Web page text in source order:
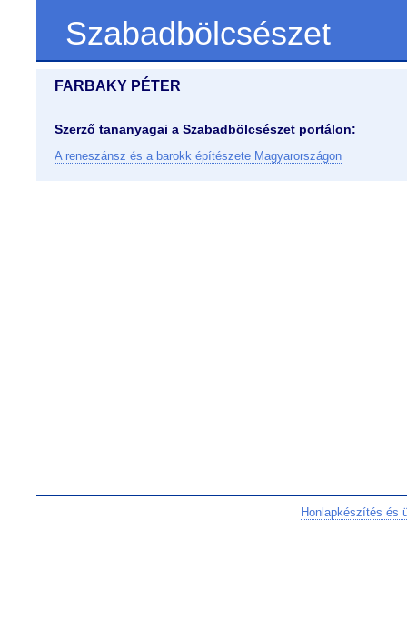
Szabadbölcsészet
FARBAKY PÉTER
Szerző tananyagai a Szabadbölcsészet portálon:
A reneszánsz és a barokk építészete Magyarországon
Honlapkészítés és